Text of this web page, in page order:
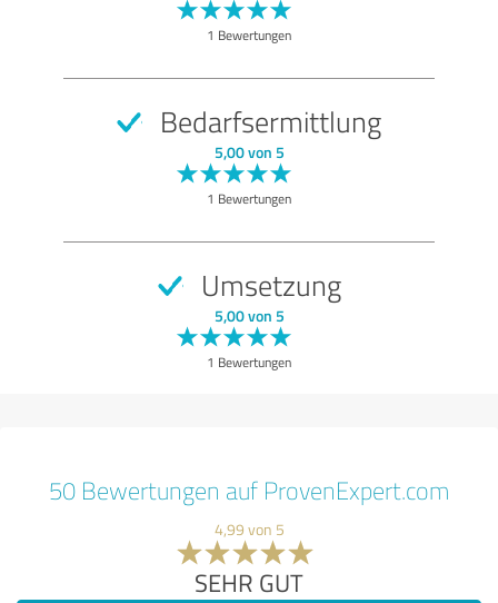
1 Bewertungen
Bedarfsermittlung
5,00 von 5
1 Bewertungen
Umsetzung
5,00 von 5
1 Bewertungen
50 Bewertungen auf ProvenExpert.com
4,99 von 5
SEHR GUT